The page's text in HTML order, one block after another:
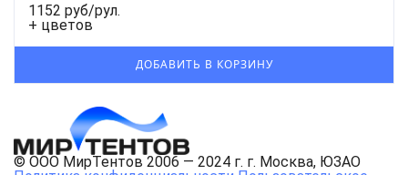
1152 руб/рул.
+ цветов
© ООО МирТентов 2006 — 2024 г. г. Москва, ЮЗАО